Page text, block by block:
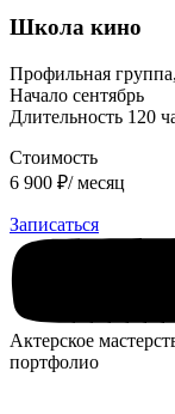
Школа кино
Профильная
Начало сентябрь
Длительность 120
Стоимость
6 900 ₽/ месяц
Записаться
Актерское
портфолио